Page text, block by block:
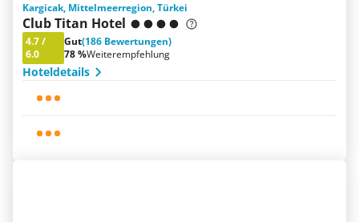
Kargicak, Mittelmeerregion, Türkei
Club Titan Hotel
4.7/
6.0
Gut(186 Bewertungen)
78 %Weiterempfehlung
Hoteldetails